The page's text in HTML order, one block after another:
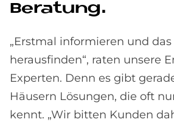
Be­ra­tung.
„Erstmal informieren und
herausfinden“, raten unsere
Experten. Denn es gibt
Häusern Lösungen, die oft
kennt. „Wir bitten Kunden